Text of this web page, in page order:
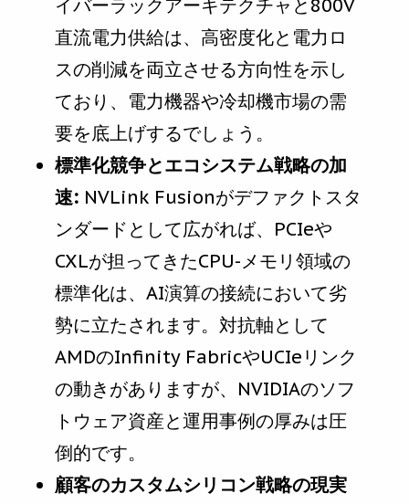
イバーラックアーキテクチャと800V
直流電力供給は、高密度化と電力ロ
スの削減を両立させる方向性を示し
ており、電力機器や冷却機市場の需
要を底上げするでしょう。
標準化競争とエコシステム戦略の加
速: NVLink Fusionがデファクトスタ
ンダードとして広がれば、PCIeや
CXLが担ってきたCPU-メモリ領域の
標準化は、AI演算の接続において劣
勢に立たされます。対抗軸として
AMDのInfinity FabricやUCIeリンク
の動きがありますが、NVIDIAのソフ
トウェア資産と運用事例の厚みは圧
倒的です。
顧客のカスタムシリコン戦略の現実